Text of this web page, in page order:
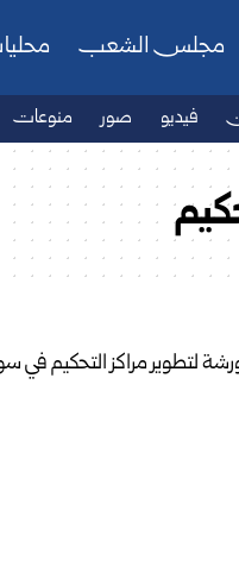
مجلس الشعب
فيديو صور منوعات